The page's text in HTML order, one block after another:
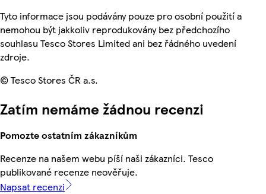
Tyto informace jsou podávány pouze pro osobní použití a
nemohou být jakkoliv reprodukovány bez předchozího
souhlasu Tesco Stores Limited ani bez řádného uvedení
zdroje.
© Tesco Stores ČR a.s.
Zatím nemáme žádnou recenzi
Pomozte ostatním zákazníkům
Recenze na našem webu píší naši zákazníci. Tesco
publikované recenze neověřuje.
Napsat recenzi